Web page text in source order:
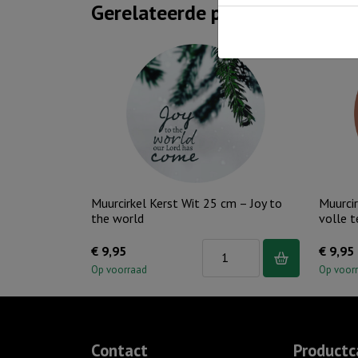
Gerelateerde producten
Muurcirkel Kerst Wit 25 cm – Joy to
the world
€ 9,95
Op voorraad
volle
€ 9,95
Op
Contact